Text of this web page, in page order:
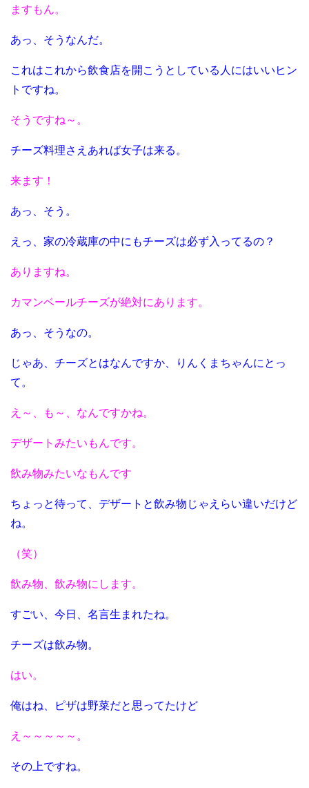
ますもん。
あっ、そうなんだ。
これはこれから飲食店を開こうとしている人にはいいヒン
トですね。
そうですね～。
チーズ料理さえあれば女子は来る。
来ます！
あっ、そう。
えっ、家の冷蔵庫の中にもチーズは必ず入ってるの？
ありますね。
カマンベールチーズが絶対にあります。
あっ、そうなの。
じゃあ、チーズとはなんですか、りんくまちゃんにとっ
て。
え～、も～、なんですかね。
デザートみたいもんです。
飲み物みたいなもんです
ちょっと待って、デザートと飲み物じゃえらい違いだけど
ね。
（笑）
飲み物、飲み物にします。
すごい、今日、名言生まれたね。
チーズは飲み物。
はい。
俺はね、ピザは野菜だと思ってたけど
え～～～～～。
その上ですね。